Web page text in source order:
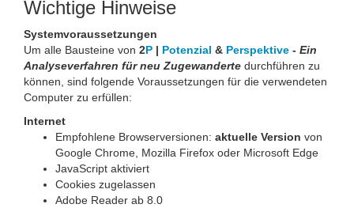
Wichtige Hinweise
Systemvoraussetzungen
Um alle Bausteine von 2P | Potenzial & Perspektive - Ein
Analyseverfahren für neu Zugewanderte durchführen zu
können, sind folgende Voraussetzungen für die verwendeten
Computer zu erfüllen:
Internet
Empfohlene Browserversionen: aktuelle Version von
Google Chrome, Mozilla Firefox oder Microsoft Edge
JavaScript aktiviert
Cookies zugelassen
Adobe Reader ab 8.0